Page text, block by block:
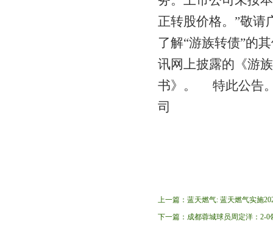
正转股价格。”敬
了解“游族转债”的
讯网上披露的《游
书》。 特
司
上一篇： 蓝天燃气: 蓝天燃气实施
下一篇： 成都蓉城球员周定洋：2-